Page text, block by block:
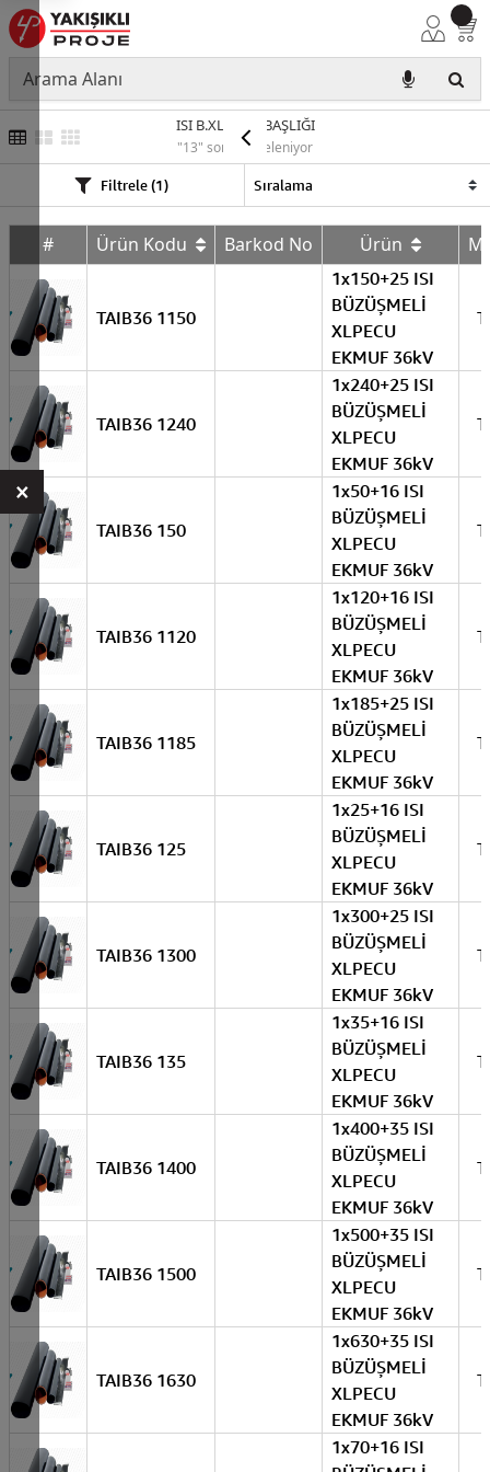
ISI B.XLPECU BAŞLIĞI
"13" sonuç listeleniyor
Filtrele (1)
# Ürün Kodu Barkod No Ürün
TAIB36 1150
1x150+25 ISI
BÜZÜŞMELİ
XLPECU
EKMUF 36kV
TAIB36 1240
1x240+25 ISI
BÜZÜŞMELİ
XLPECU
EKMUF 36kV
TAIB36 150
1x50+16 ISI
BÜZÜŞMELİ
XLPECU
EKMUF 36kV
TAIB36 1120
1x120+16 ISI
BÜZÜŞMELİ
XLPECU
EKMUF 36kV
TAIB36 1185
1x185+25 ISI
BÜZÜŞMELİ
XLPECU
EKMUF 36kV
TAIB36 125
1x25+16 ISI
BÜZÜŞMELİ
XLPECU
EKMUF 36kV
TAIB36 1300
1x300+25 ISI
BÜZÜŞMELİ
XLPECU
EKMUF 36kV
TAIB36 135
1x35+16 ISI
BÜZÜŞMELİ
XLPECU
EKMUF 36kV
TAIB36 1400
1x400+35 ISI
BÜZÜŞMELİ
XLPECU
EKMUF 36kV
TAIB36 1500
1x500+35 ISI
BÜZÜŞMELİ
XLPECU
EKMUF 36kV
TAIB36 1630
1x630+35 ISI
BÜZÜŞMELİ
XLPECU
EKMUF 36kV
1x70+16 ISI
×